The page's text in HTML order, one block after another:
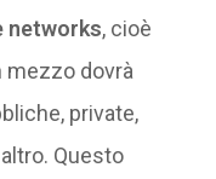
networks, cioè
mezzo dovrà
private,
Questo